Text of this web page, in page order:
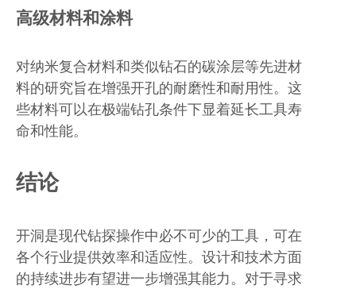
高级材料和涂料
对纳米复合材料和类似钻石的碳涂层等先进材
料的研究旨在增强开孔的耐磨性和耐用性。这
些材料可以在极端钻孔条件下显着延长工具寿
命和性能。
结论
开洞是现代钻探操作中必不可少的工具，可在
各个行业提供效率和适应性。设计和技术方面
的持续进步有望进一步增强其能力。对于寻求